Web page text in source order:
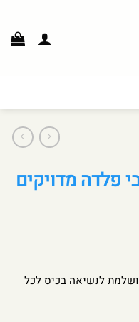
פלדה מדויקים
לנשיאה בכיס לכל